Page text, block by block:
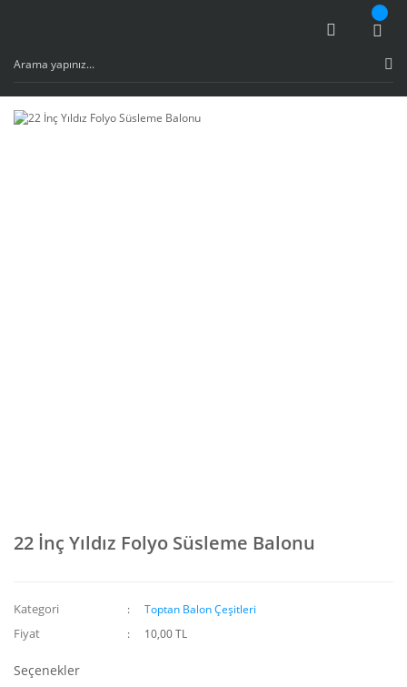
22 İnç Yıldız Folyo Süsleme Balonu
Kategori Toptan Balon Çeşitleri
Fiyat 10,00 TL
Seçenekler